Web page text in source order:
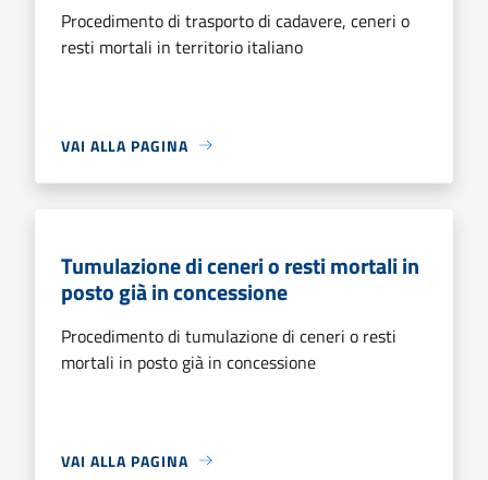
Procedimento di trasporto di cadavere, ceneri o
resti mortali in territorio italiano
VAI ALLA PAGINA
Tumulazione di ceneri o resti mortali in
posto già in concessione
Procedimento di tumulazione di ceneri o resti
mortali in posto già in concessione
VAI ALLA PAGINA